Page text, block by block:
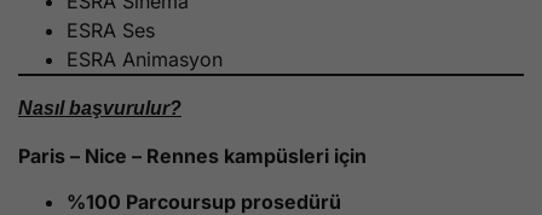
ESRA Ses
ESRA Animasyon
Nasıl başvurulur?
Paris – Nice – Rennes kampüsleri için
%100 Parcoursup prosedürü